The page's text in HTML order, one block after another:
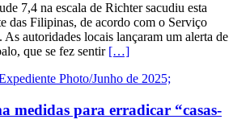
7,4 na escala de Richter sacudiu esta
das Filipinas, de acordo com o Serviço
autoridades locais lançaram um alerta de
que se fez sentir […]
medidas para erradicar “casas-